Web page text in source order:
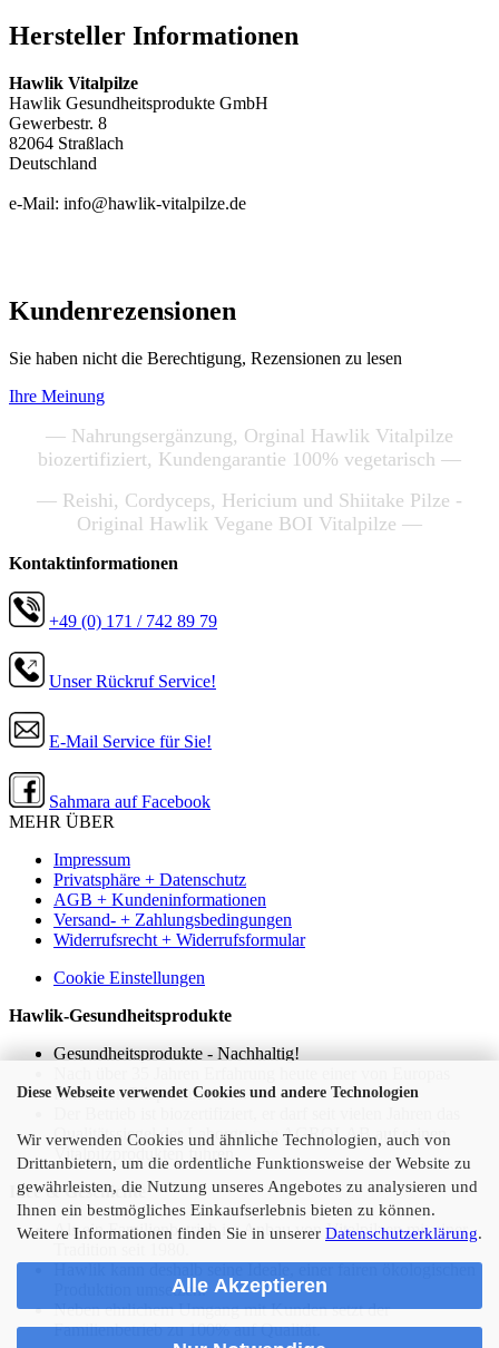
Diese Webseite verwendet Cookies und andere Technologien
Wir verwenden Cookies und ähnliche Technologien, auch von
Drittanbietern, um die ordentliche Funktionsweise der Website zu
gewährleisten, die Nutzung unseres Angebotes zu analysieren und
Ihnen ein bestmögliches Einkaufserlebnis bieten zu können.
Weitere Informationen finden Sie in unserer Datenschutzerklärung.
Alle Akzeptieren
Hersteller Informationen
Hawlik Vitalpilze
Hawlik Gesundheitsprodukte GmbH
Gewerbestr. 8
82064 Straßlach
Deutschland
e-Mail: info@hawlik-vitalpilze.de
Kundenrezensionen
Sie haben nicht die Berechtigung, Rezensionen zu lesen
Ihre Meinung
— Nahrungsergänzung, Orginal Hawlik Vitalpilze
biozertifiziert, Kundengarantie 100% vegetarisch —
— Reishi, Cordyceps, Hericium und Shiitake Pilze -
Original Hawlik Vegane BOI Vitalpilze —
Kontaktinformationen
+49 (0) 171 / 742 89 79
Unser Rückruf Service!
E-Mail Service für Sie!
Sahmara auf Facebook
MEHR ÜBER
Impressum
Privatsphäre + Datenschutz
AGB + Kundeninformationen
Versand- + Zahlungsbedingungen
Widerrufsrecht + Widerrufsformular
Cookie Einstellungen
Hawlik-Gesundheitsprodukte
Gesundheitsprodukte - Nachhaltig!
führenden Pilzproduzenten.
Qualitätssiegel der Laborgruppe AGROLAB auf seinen
Vitalpilzprodukten führen.
Idee & Geschichte
Als ein Familienbetrieb im Anbau von Vitalpilzen mit einer
Produktion umsetzen.
Neben ehrlichem Umgang mit Kunden setzt der
Familienbetrieb zu 100% auf Qualität.